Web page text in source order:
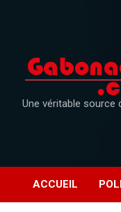
Une véritable source
ACCUEIL